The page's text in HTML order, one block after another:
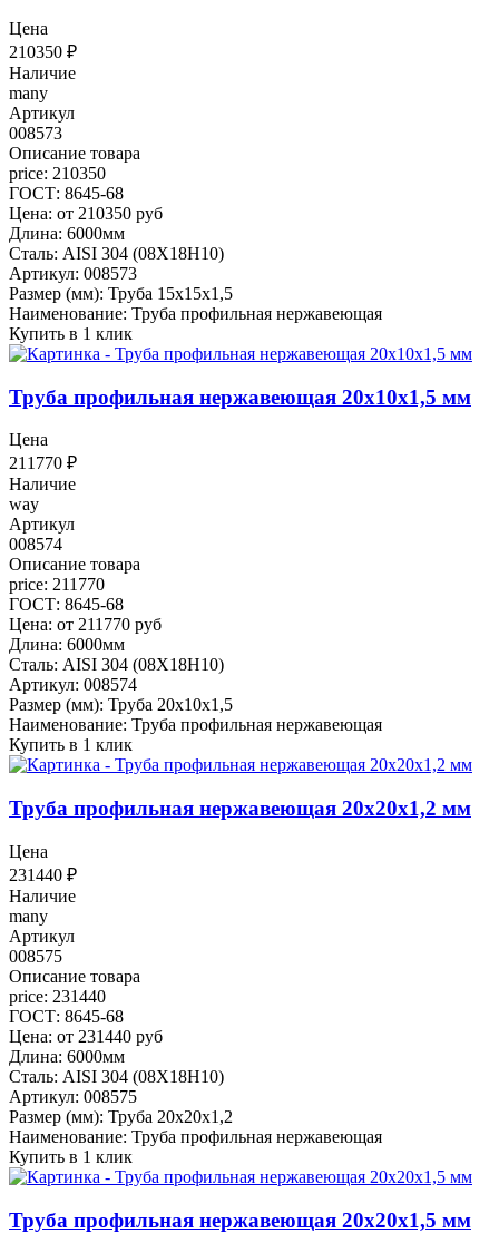
Цена
210350 ₽
Наличие
many
Артикул
008573
Описание товара
price: 210350
ГОСТ: 8645-68
Цена: от 210350 руб
Длина: 6000мм
Сталь: AISI 304 (08Х18Н10)
Артикул: 008573
Размер (мм): Труба 15х15х1,5
Наименование: Труба профильная нержавеющая
Купить в 1 клик
Труба профильная нержавеющая 20х10х1,5 мм
Цена
211770 ₽
Наличие
way
Артикул
008574
Описание товара
price: 211770
ГОСТ: 8645-68
Цена: от 211770 руб
Длина: 6000мм
Сталь: AISI 304 (08Х18Н10)
Артикул: 008574
Размер (мм): Труба 20х10х1,5
Наименование: Труба профильная нержавеющая
Купить в 1 клик
Труба профильная нержавеющая 20х20х1,2 мм
Цена
231440 ₽
Наличие
many
Артикул
008575
Описание товара
price: 231440
ГОСТ: 8645-68
Цена: от 231440 руб
Длина: 6000мм
Сталь: AISI 304 (08Х18Н10)
Артикул: 008575
Размер (мм): Труба 20х20х1,2
Наименование: Труба профильная нержавеющая
Купить в 1 клик
Труба профильная нержавеющая 20х20х1,5 мм